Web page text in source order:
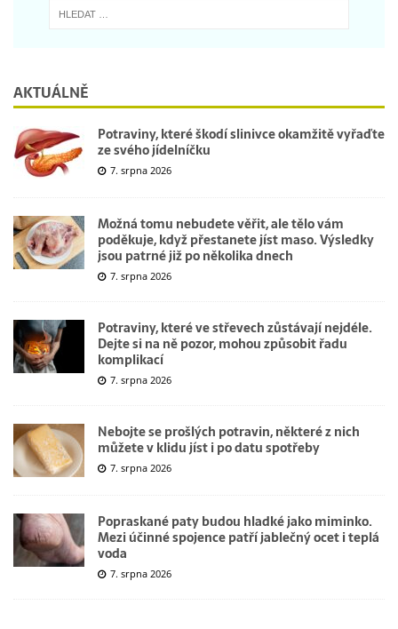
AKTUÁLNĚ
Potraviny, které škodí slinivce okamžitě vyřaďte
ze svého jídelníčku
7. srpna 2026
Možná tomu nebudete věřit, ale tělo vám
poděkuje, když přestanete jíst maso. Výsledky
jsou patrné již po několika dnech
7. srpna 2026
Potraviny, které ve střevech zůstávají nejdéle.
Dejte si na ně pozor, mohou způsobit řadu
komplikací
7. srpna 2026
Nebojte se prošlých potravin, některé z nich
můžete v klidu jíst i po datu spotřeby
7. srpna 2026
Popraskané paty budou hladké jako miminko.
Mezi účinné spojence patří jablečný ocet i teplá
voda
7. srpna 2026